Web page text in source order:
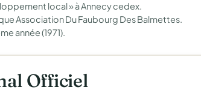
local » à Annecy cedex.
Association Du Faubourg Des Balmettes.
année (1971).
Officiel